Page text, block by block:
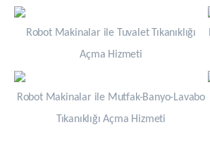
Robot Makinalar ile Tuvalet Tıkanıklığı
Açma Hizmeti
Robot Makinalar ile Mutfak-Banyo-Lavabo
Tıkanıklığı Açma Hizmeti